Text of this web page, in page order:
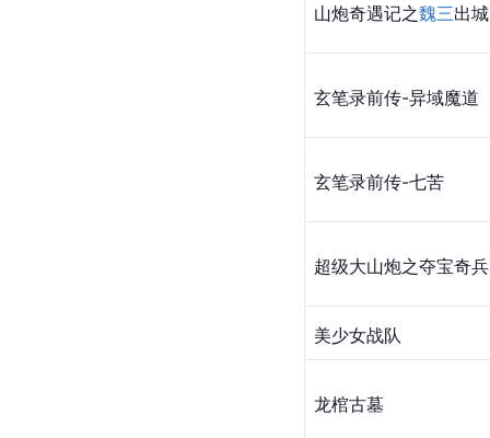
山炮奇遇记之魏三出城
玄笔录前传-异域魔道
​玄笔录前传-七苦
超级大山炮之夺宝奇兵
美少女战队
​龙棺古墓